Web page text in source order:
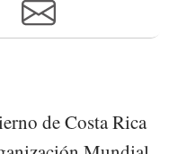
de Costa Rica